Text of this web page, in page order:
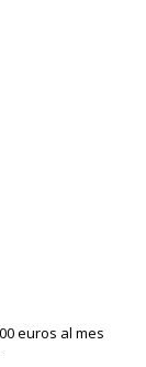
euros al mes